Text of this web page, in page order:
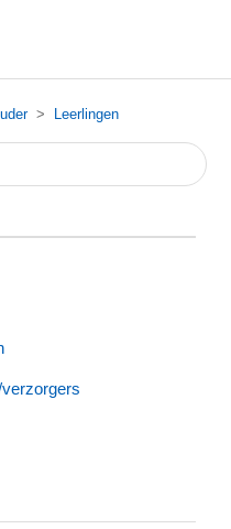
Leerlingen